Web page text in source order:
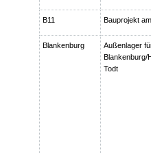
B11 Bauprojekt
Blankenburg
Außenlager
Blankenburg/
Todt